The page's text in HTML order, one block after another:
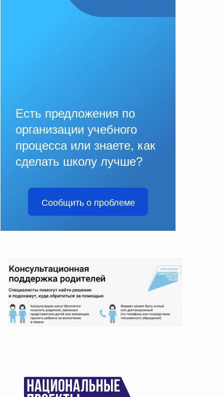
Есть предложения по
организации учебного
процесса или знаете, как
сделать школу лучше?
Сообщить о проблеме